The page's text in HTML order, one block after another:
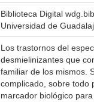
Biblioteca Digital
Universidad de
Los trastornos del
desmielinizantes que
familiar de los mismos.
complicado, sobre todo
marcador biológico